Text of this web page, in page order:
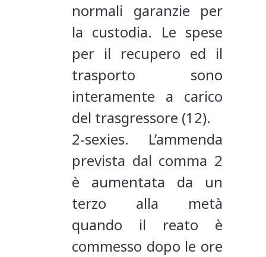
normali garanzie per
la custodia. Le spese
per il recupero ed il
trasporto sono
interamente a carico
del trasgressore (12).
2-sexies. L’ammenda
prevista dal comma 2
è aumentata da un
terzo alla metà
quando il reato è
commesso dopo le ore